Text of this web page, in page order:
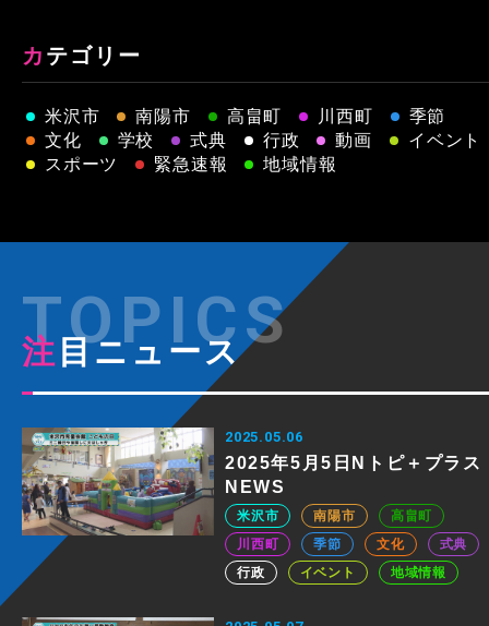
カテゴリー
米沢市 南陽市 高畠町 川西町
季節
文化
学校 式典 行政 動画
イベント
スポーツ
緊急速報 地域情報
注目ニュース
2025.05.06
2025年5月5日Nトピ＋プラス
NEWS
米沢市 南陽市
高畠町
川西町
季節 文化
式典
行政
イベント 地域情報